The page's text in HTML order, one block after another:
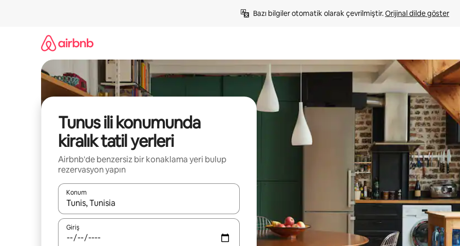
Bazı bilgiler otomatik olarak çevrilmiştir. Orijinal dilde göster
Tunus ili konumunda
kiralık tatil yerleri
Airbnb'de benzersiz bir konaklama yeri bulup
rezervasyon yapın
Konum
Sonuçlar kullanılabilir olduğunda yukarı ve aşağı oklarıyla gezinin veya dokunarak ya da kaydırma hareketleriyle
Giriş